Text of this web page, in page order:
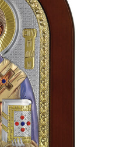
επιθυμιών